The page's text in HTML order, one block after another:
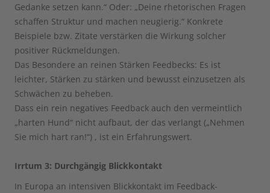
Gedanke setzen kann.“ Oder: „Deine rhetorischen Fragen
schaffen Struktur und machen neugierig.“ Konkrete
Beispiele bzw. Zitate verstärken die Wirkung solcher
positiver Rückmeldungen.
Das Besondere an reinen Stärken Feedbecks: Es ist
leichter, Stärken zu stärken und bewusst einzusetzen als
Schwächen zu beheben.
Dass ein rein negatives Feedback auch den vermeintlich
„harten Hund“ nicht aufbaut, der das verlangt („Nehmen
Sie mich hart ran!“) , ist ein Erfahrungswert.
Irrtum 3: Durchgängig Blickkontakt
In Europa an intensiven Blickkontakt im Feedback-